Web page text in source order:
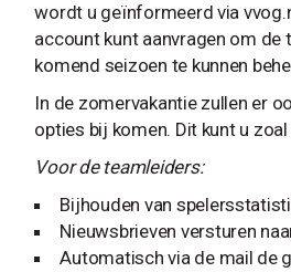
wordt u geïnformeerd via
account kunt aanvragen om de
komend seizoen te kunnen
In de zomervakantie zullen er
opties bij komen. Dit kunt u
Voor de teamleiders:
Bijhouden van
Nieuwsbrieven versturen
Automatisch via de mail de